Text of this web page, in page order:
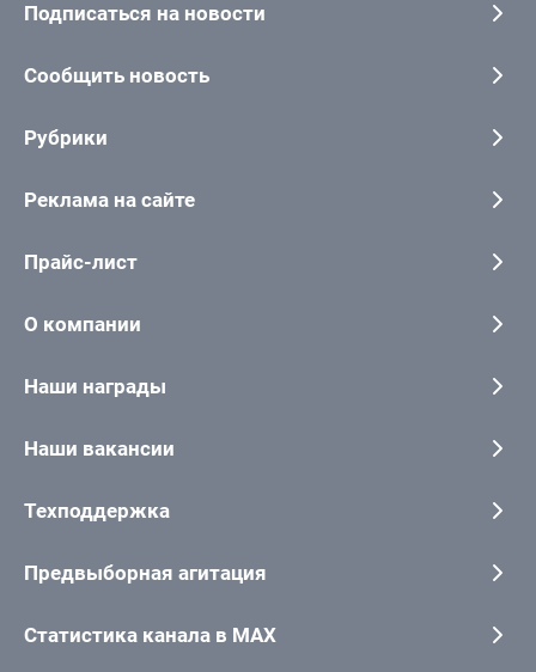
Подписаться на новости
Сообщить новость
Рубрики
Реклама на сайте
Прайс-лист
О компании
Наши награды
Наши вакансии
Техподдержка
Предвыборная агитация
Статистика канала в MAX